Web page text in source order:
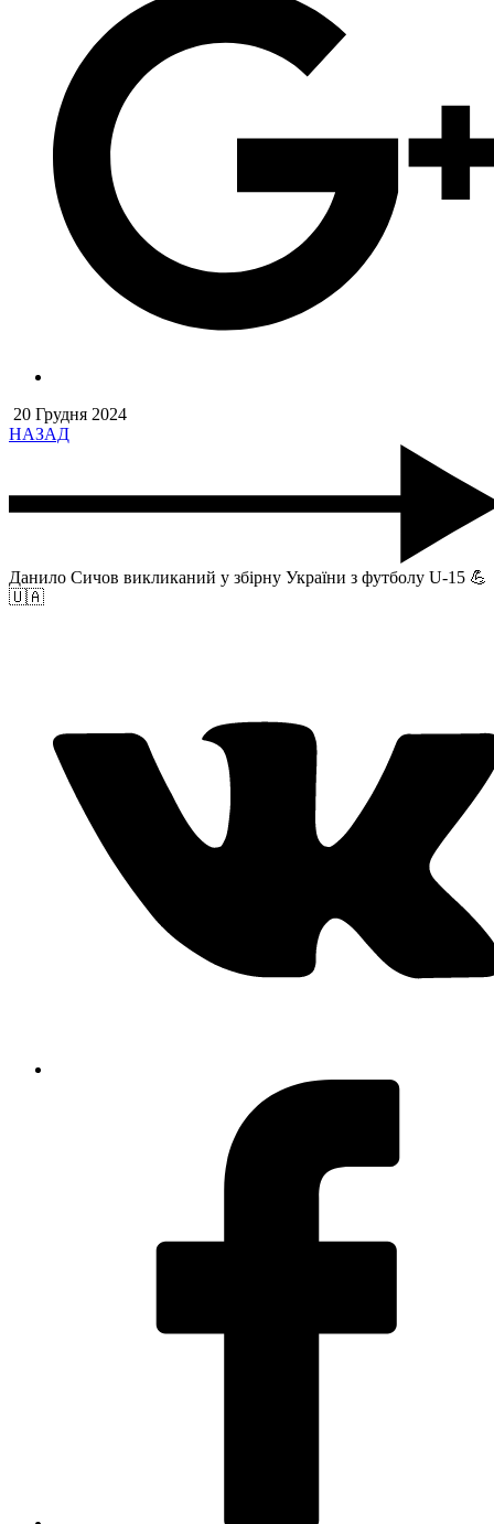
20 Грудня 2024
НАЗАД
Данило Сичов викликаний у збірну України з футболу U-15 💪
🇺🇦